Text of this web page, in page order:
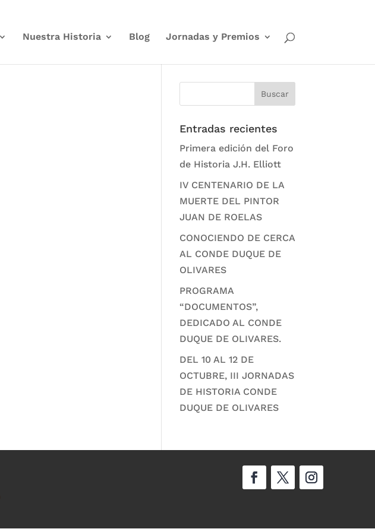
Nuestra Historia Blog Jornadas y Premios
Entradas recientes
Primera edición del Foro
de Historia J.H. Elliott
IV CENTENARIO DE LA
MUERTE DEL PINTOR
JUAN DE ROELAS
CONOCIENDO DE CERCA
AL CONDE DUQUE DE
OLIVARES
PROGRAMA
“DOCUMENTOS”,
DEDICADO AL CONDE
DUQUE DE OLIVARES.
DEL 10 AL 12 DE
OCTUBRE, III JORNADAS
DE HISTORIA CONDE
DUQUE DE OLIVARES